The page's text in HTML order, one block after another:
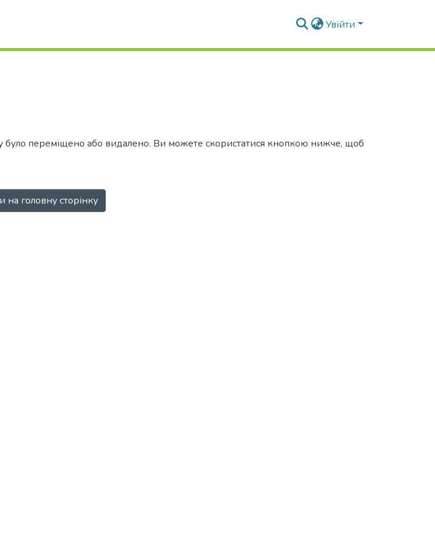
Увійти
переміщено або видалено. Ви можете скористатися кнопкою нижче, щоб
на головну сторінку